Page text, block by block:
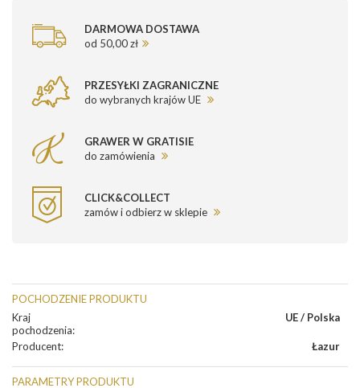
DARMOWA DOSTAWA
od 50,00 zł
PRZESYŁKI ZAGRANICZNE
do wybranych krajów UE
GRAWER W GRATISIE
do zamówienia
CLICK&COLLECT
zamów i odbierz w sklepie
POCHODZENIE PRODUKTU
Kraj
pochodzenia:
UE / Polska
Producent: Łazur
PARAMETRY PRODUKTU